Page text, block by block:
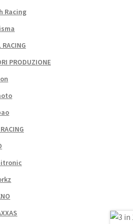
Racing
RACING
PRODUZIONE